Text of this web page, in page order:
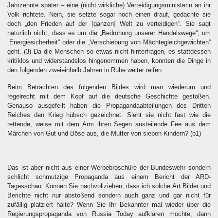
Jahrzehnte später – eine (nicht wirkliche) Verteidigungsministerin an ihr
Volk richtete. Nein, sie setzte sogar noch einen drauf, gedachte sie
doch „den Frieden auf der [ganzen] Welt zu verteidigen“. Sie sagt
natürlich nicht, dass es um die „Bedrohung unserer Handelswege“, um
„Energiesicherheit“ oder die „Verschiebung von Mächtegleichgewichten“
geht.(3) Da die Menschen so etwas nicht hinterfragen, es stattdessen
kritiklos und widerstandslos hingenommen haben, konnten die Dinge in
den folgenden zweieinhalb Jahren in Ruhe weiter reifen.
Beim Betrachten des folgenden Bildes wird man wiederum und
regelrecht mit dem Kopf auf die deutsche Geschichte gestoßen.
Genauso ausgefeilt haben die Propagandaabteilungen des Dritten
Reiches den Krieg hübsch gezeichnet. Sieht sie nicht fast wie die
rettende, weise mit dem Arm ihren Segen austeilende Fee aus dem
Märchen von Gut und Böse aus, die Mutter von sieben Kindern? (b1)
Das ist aber nicht aus einer Werbebroschüre der Bundeswehr sondern
schlicht schmutzige Propaganda aus einem Bericht der ARD-
Tagesschau. Können Sie nachvollziehen, dass ich solche Art Bilder und
Berichte nicht nur abstoßend sondern auch ganz und gar nicht für
zufällig platziert halte? Wenn Sie Ihr Bekannter mal wieder über die
Regierungspropaganda von Russia Today aufklären möchte, dann